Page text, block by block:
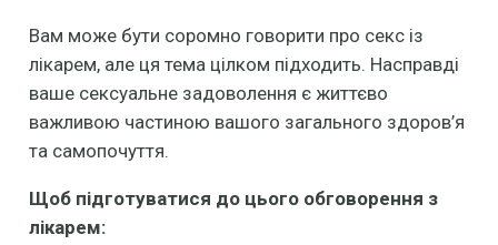
Вам може бути соромно говорити про секс із
лікарем, але ця тема цілком підходить. Насправді
ваше сексуальне задоволення є життєво
важливою частиною вашого загального здоров’я
та самопочуття.
Щоб підготуватися до цього обговорення з
лікарем: